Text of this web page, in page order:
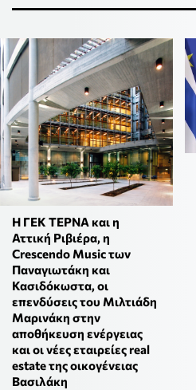
Η ΓΕΚ ΤΕΡΝΑ και η
Αττική Ριβιέρα, η
Crescendo Music των
Παναγιωτάκη και
Κασιδόκωστα, οι
επενδύσεις του Μιλτιάδη
Μαρινάκη στην
αποθήκευση ενέργειας
και οι νέες εταιρείες real
estate της οικογένειας
Βασιλάκη